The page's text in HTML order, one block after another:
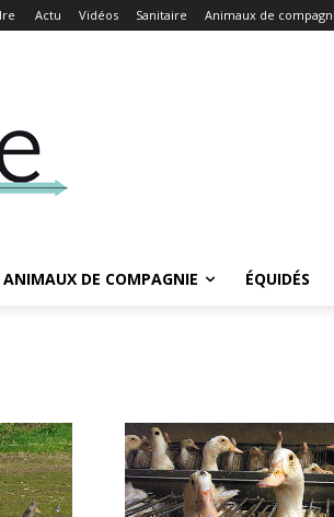
Actu Vidéos Sanitaire Animaux de
ANIMAUX DE COMPAGNIE ÉQUIDÉS